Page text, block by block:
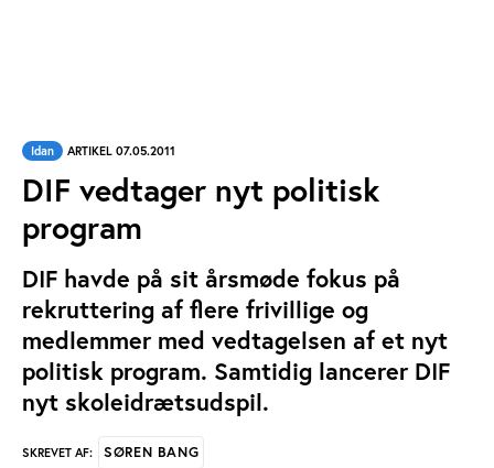
Idan ARTIKEL 07.05.2011
DIF vedtager nyt politisk
program
DIF havde på sit årsmøde fokus på
rekruttering af flere frivillige og
medlemmer med vedtagelsen af et nyt
politisk program. Samtidig lancerer DIF
nyt skoleidrætsudspil.
SKREVET AF: SØREN BANG